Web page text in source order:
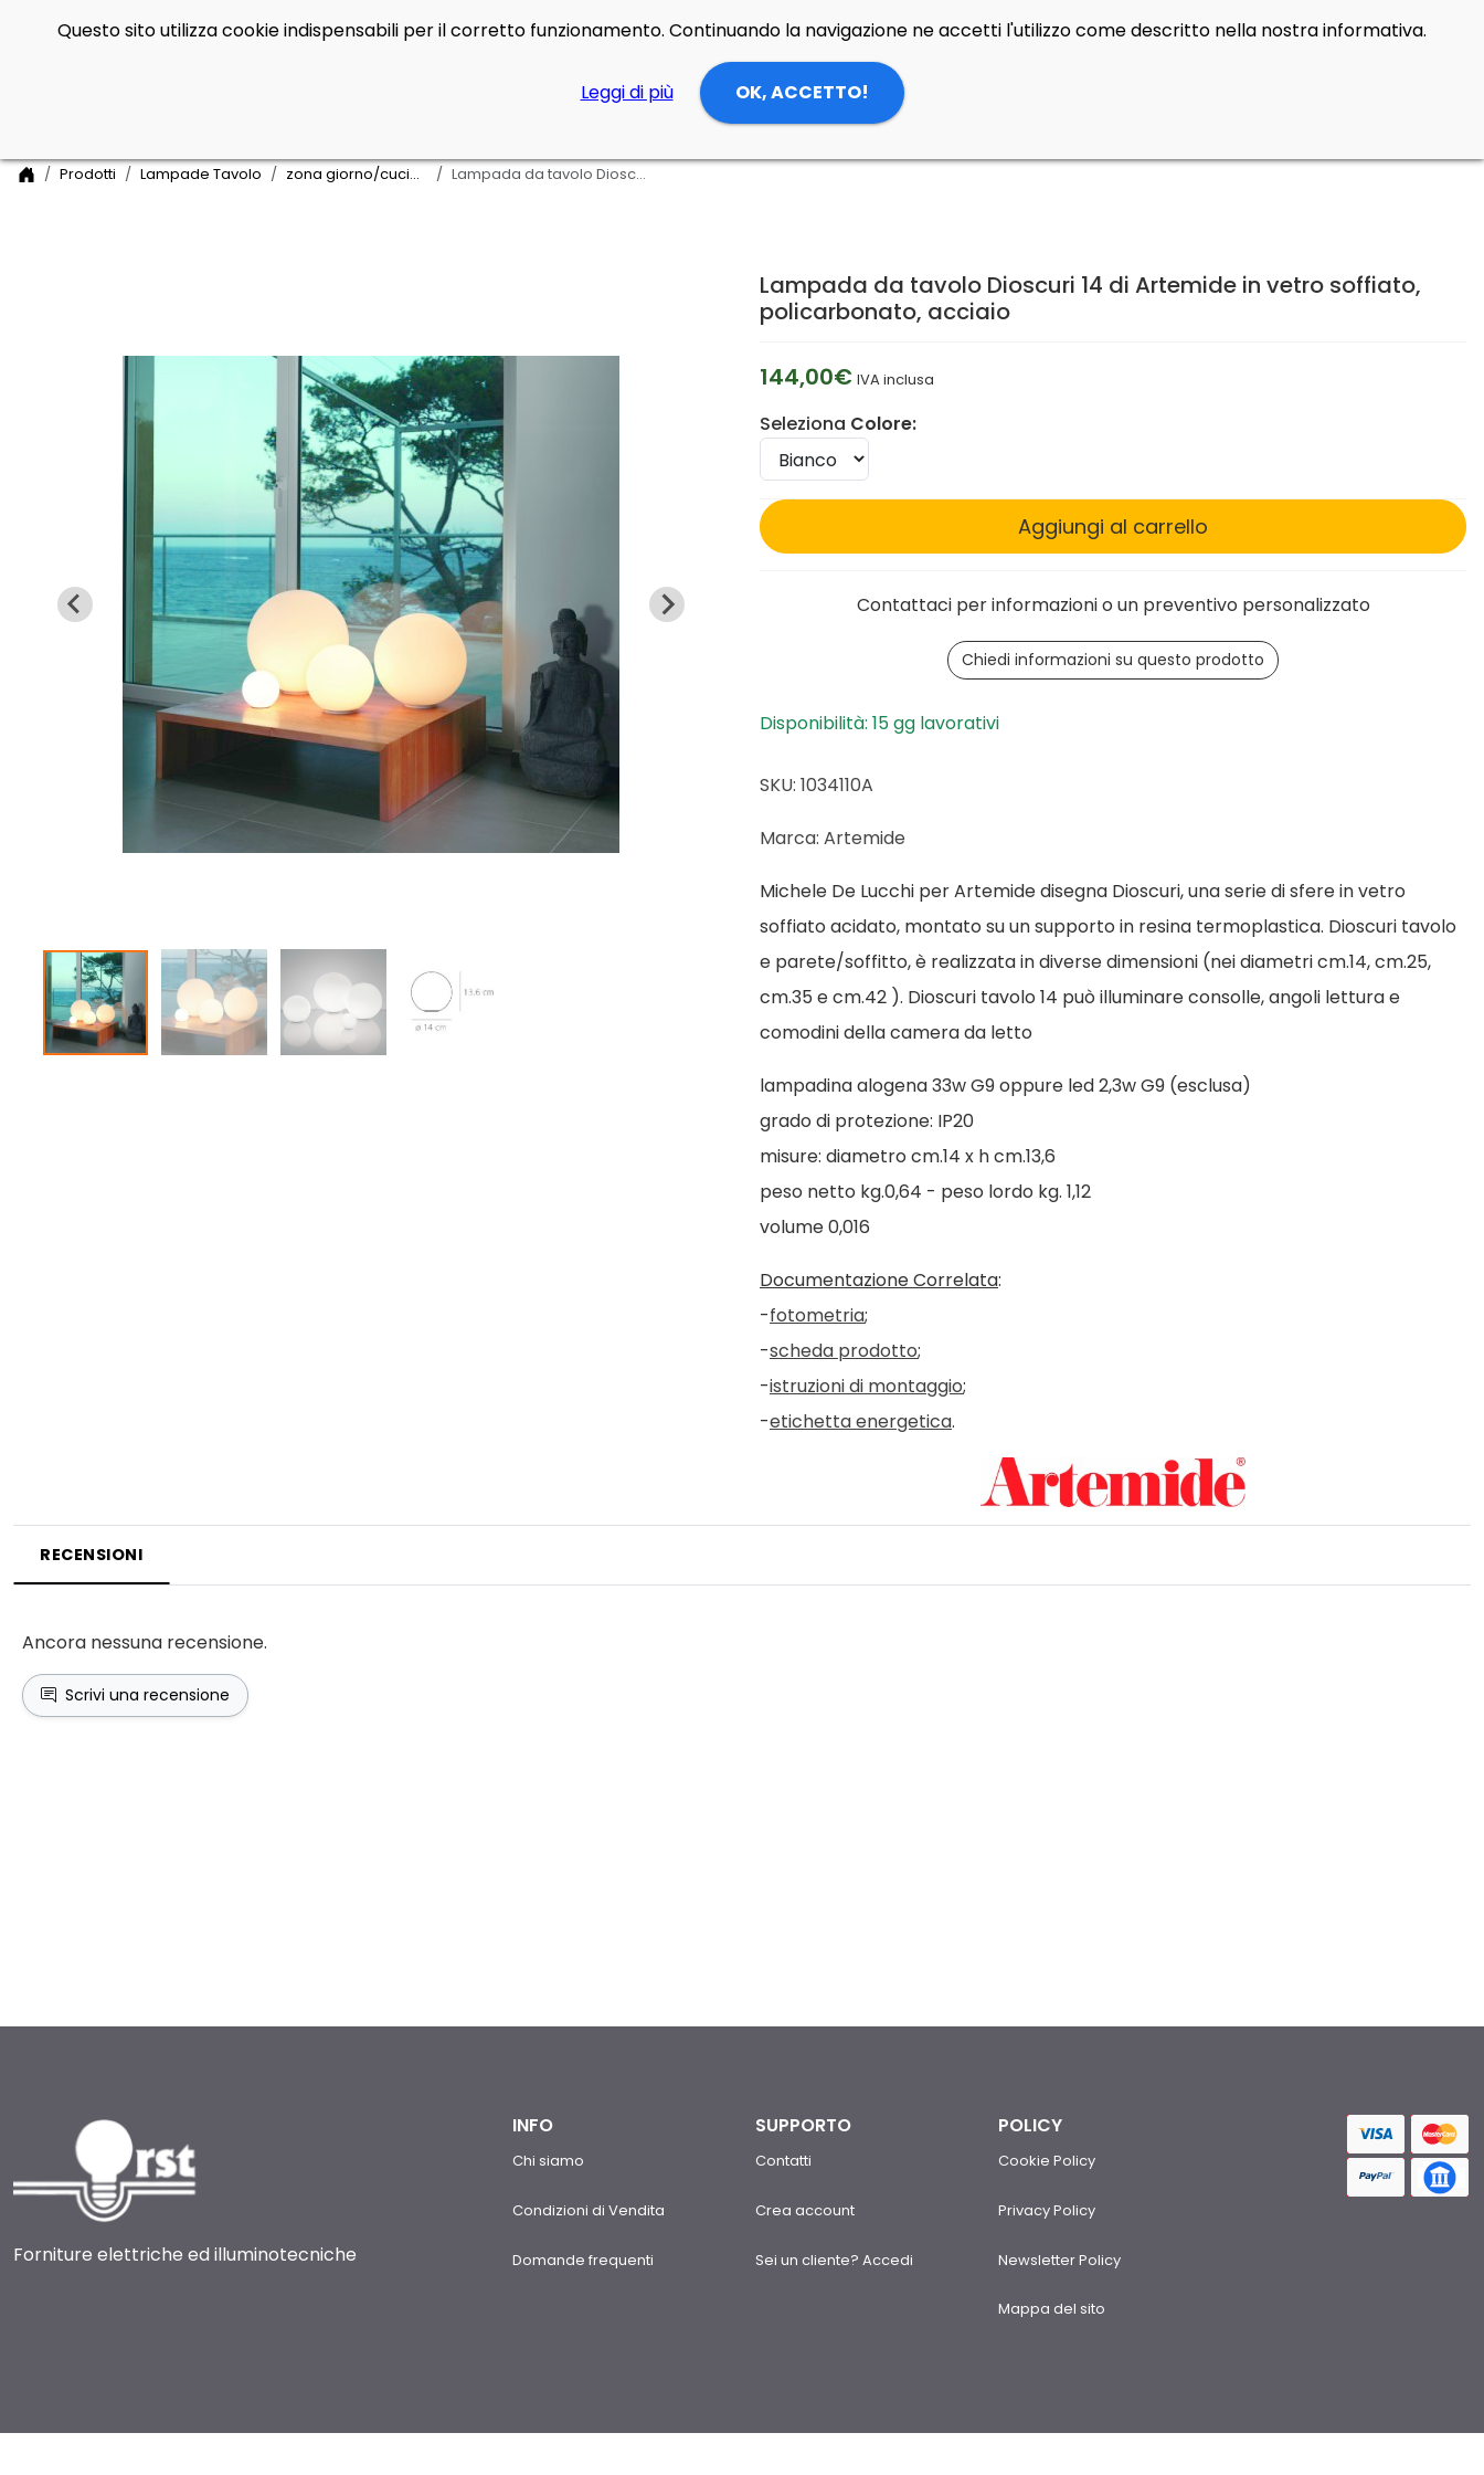
HomeProdotti Lampade Tavolo zona giorno/cucina Lampada da tavolo Dioscuri 14 di Artemide in vetro soffiato, policarbonato, acciaio
Lampada da tavolo Dioscuri 14 di Artemide in vetro soffiato,
policarbonato, acciaio
144,00€ IVA inclusa
Seleziona Colore:
Aggiungi al carrello
Contattaci per informazioni o un preventivo personalizzato
Chiedi informazioni su questo prodotto
Disponibilità: 15 gg lavorativi
SKU: 1034110A
Marca: Artemide
Michele De Lucchi per Artemide disegna Dioscuri, una serie di sfere in vetro
soffiato acidato, montato su un supporto in resina termoplastica. Dioscuri tavolo
e parete/soffitto, è realizzata in diverse dimensioni (nei diametri cm.14, cm.25,
cm.35 e cm.42 ). Dioscuri tavolo 14 può illuminare consolle, angoli lettura e
comodini della camera da letto
lampadina alogena 33w G9 oppure led 2,3w G9 (esclusa)
grado di protezione: IP20
misure: diametro cm.14 x h cm.13,6
peso netto kg.0,64 - peso lordo kg. 1,12
volume 0,016
Documentazione Correlata:
-fotometria;
-scheda prodotto;
-istruzioni di montaggio;
-etichetta energetica.
RECENSIONI
Ancora nessuna recensione.
Scrivi una recensione
Forniture elettriche ed illuminotecniche
INFO
Chi siamo
Condizioni di Vendita
Domande frequenti
SUPPORTO
Contatti
Crea account
Sei un cliente? Accedi
POLICY
Cookie Policy
Privacy Policy
Newsletter Policy
Mappa del sito
Questo sito utilizza cookie indispensabili per il corretto funzionamento. Continuando la navigazione ne accetti l'utilizzo come descritto nella nostra informativa.
Leggi di più OK, ACCETTO!